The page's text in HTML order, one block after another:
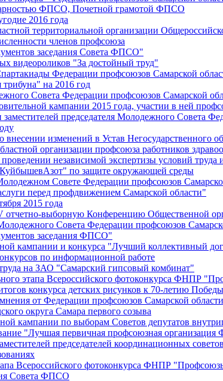
ФПСО, Почетной грамотой ФПСО
2016 года
территориальной организации
членов профсоюза
заседания Совета ФПСО"
видеороликов "За достойный труд"
Федерации профсоюзов Самарской
на 2016 год
Совета Федерации профсоюзов Самарской
кампании 2015 года, участии в ней
председателя Молодежного Совета
изменений в Устав Негосударственного
организации профсоюза работников
независимой экспертизы условий труда
по защите окружающей среды
Совете Федерации профсоюзов
перед профдвижением Самарской области"
2015 года
отчетно-выборную Конференцию Общественной
Совета Федерации профсоюзов
заседания ФПСО"
кампании и конкурса "Лучший коллективный
по информационной работе
на ЗАО "Самарский гипсовый комбинат"
этапа Всероссийского фотоконкурса ФНПР
конкурса детских рисунков к 70-летию
от Федерации профсоюзов Самарской
округа Самара первого созыва
кампании по выборам Советов депутатов
"Лучшая первичная профсоюзная
председателей координационных
Всероссийского фотоконкурса ФНПР
Совета ФПСО